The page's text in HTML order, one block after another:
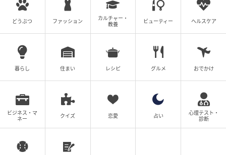
替えることはできない。なぜなら、あの歌声には、一
人の青年が自らの命を削ってまで時代と対峙しようと
した、凄まじいまでの覚悟が宿っていたからだ。
情報の海に溺れ、愛すらも消費の対象となりがちな現
代において、この曲が鳴り続けることは、私たちへの
「警告」であり「救い」でもある。どんなに世界が変
わっても、人が人を想うときに抱える痛みや、言葉に
できない孤独は変わらない。彼はその普遍的な真理
を、8年の時を超えて、一曲の旋律に封じ込めた。
1991年の春、私たちは確かに聞いたのだ。名前のない
どうぶつ ファッション
カルチャー・
教養
ビューティー ヘルスケア
暮らし 住まい レシピ グルメ おでかけ
ビジネス・マ
ネー
クイズ 恋愛 占い
心理テスト・
診断